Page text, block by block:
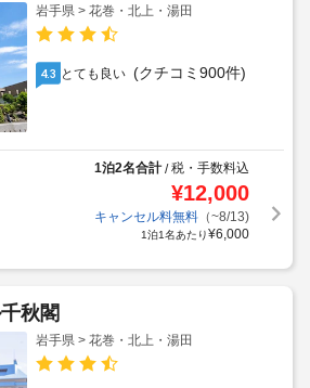
岩手県 > 花巻・北上・湯田
4.3 とても良い (クチコミ900件)
1泊2名合計/税・手数料込
¥12,000
キャンセル料無料（~8/13)
1泊1名あたり¥6,000
秋閣
岩手県 > 花巻・北上・湯田